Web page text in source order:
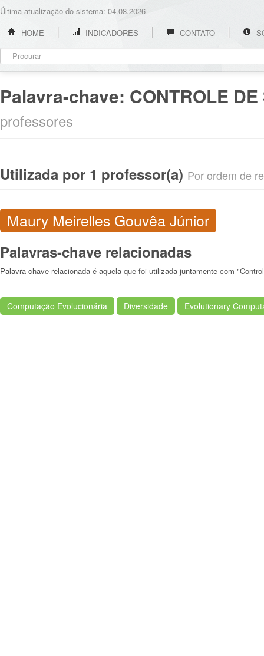
Última atualização do sistema: 04.08.2026
HOME
INDICADORES CONTATO
Palavra-chave: CONTROLE
professores
Utilizada por 1 professor(a) Por ordem de
Maury Meirelles Gouvêa Júnior
Palavras-chave relacionadas
Palavra-chave relacionada é aquela que foi utilizada juntamente com
Computação Evolucionária Diversidade Evolutionary